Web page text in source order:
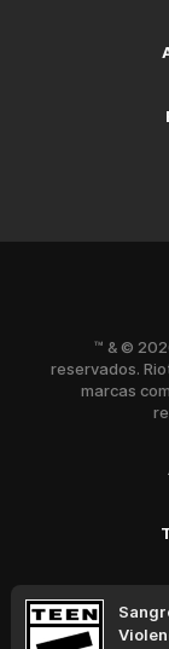
™ & ©
reservados.
marcas